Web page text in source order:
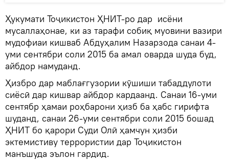
Ҳукумати Тоҷикистон ҲНИТ-ро дар исёни
мусаллаҳонае, ки аз тарафи собиқ муовини вазири
мудофиаи кишваб Абдуҳалим Назарзода санаи 4-
уми сентябри соли 2015 ба амал оварда шуда буд,
айбдор намуданд.
Ҳизбро дар маблағгузории кӯшиши табаддулоти
сиёсӣ дар кишвар айбдор кардаанд. Санаи 16-уми
сентябр ҳамаи роҳбарони ҳизб ба ҳабс гирифта
шуданд, санаи 26-уми сентябри соли 2015 бошад
ҲНИТ бо қарори Суди Олӣ ҳамчун ҳизби
эктемистиву террористии дар Тоҷикистон
манъшуда эълон гардид.